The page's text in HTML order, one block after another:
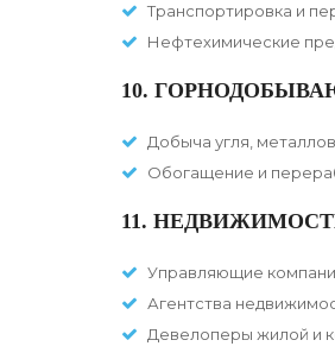
Транспортировка и
Нефтехимические
10.
Добыча угля,
Обогащение и
11.
Управляющие
Агентства
Девелоперы жилой и